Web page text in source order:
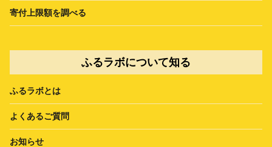
寄付上限額を調べる
ふるラボについて知る
ふるラボとは
よくあるご質問
お知らせ